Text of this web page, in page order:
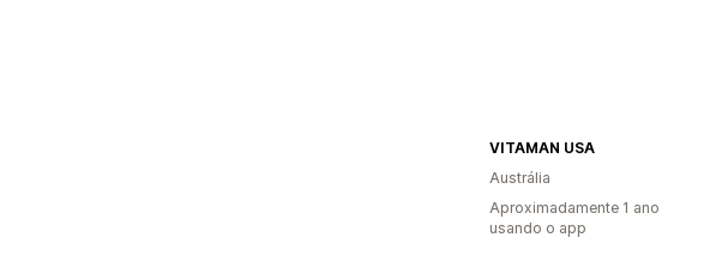
VITAMAN USA
Austrália
Aproximadamente 1 ano
usando o app